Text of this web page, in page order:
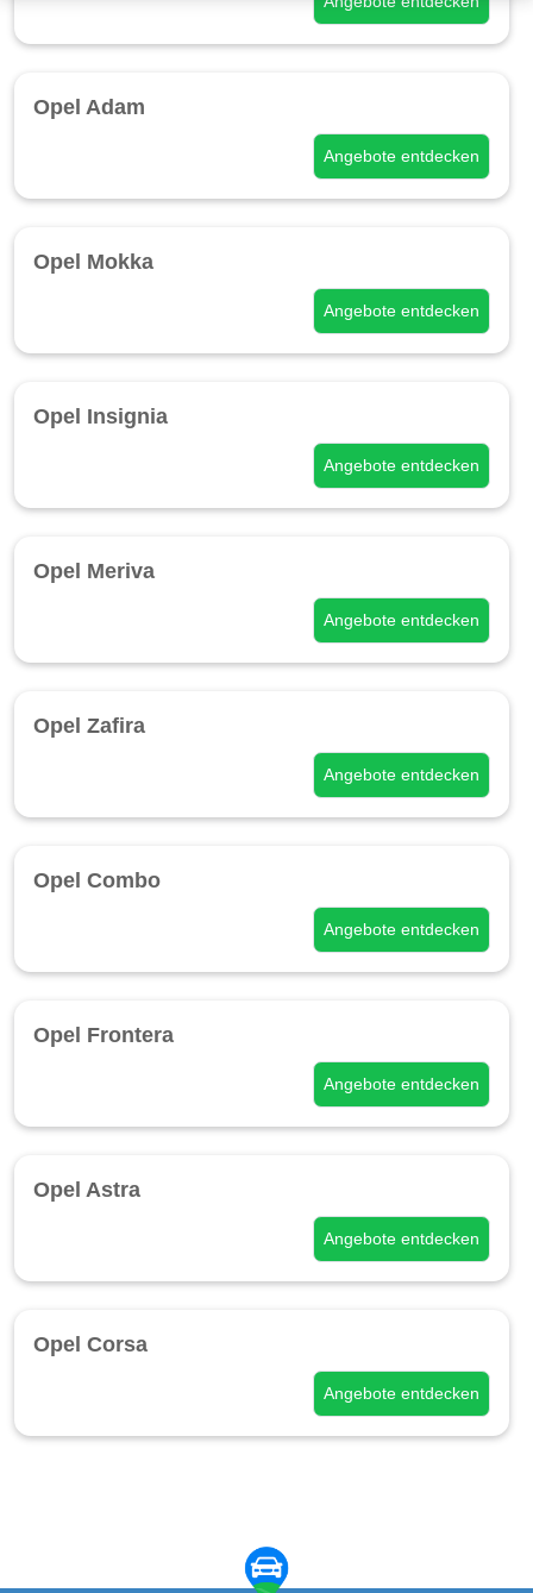
Opel Adam
Angebote entdecken
Opel Mokka
Angebote entdecken
Opel Insignia
Angebote entdecken
Opel Meriva
Angebote entdecken
Opel Zafira
Angebote entdecken
Opel Combo
Angebote entdecken
Opel Frontera
Angebote entdecken
Opel Astra
Angebote entdecken
Opel Corsa
Angebote entdecken